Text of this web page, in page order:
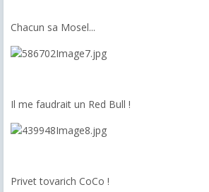
Chacun sa Mosel...
Il me faudrait un Red Bull !
Privet tovarich CoCo !